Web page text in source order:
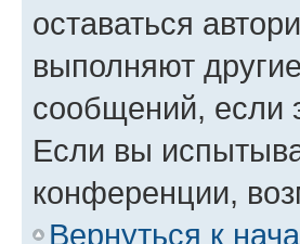
оставаться
выполняют
сообщений, если
Если вы
конференции,
Вернуться к